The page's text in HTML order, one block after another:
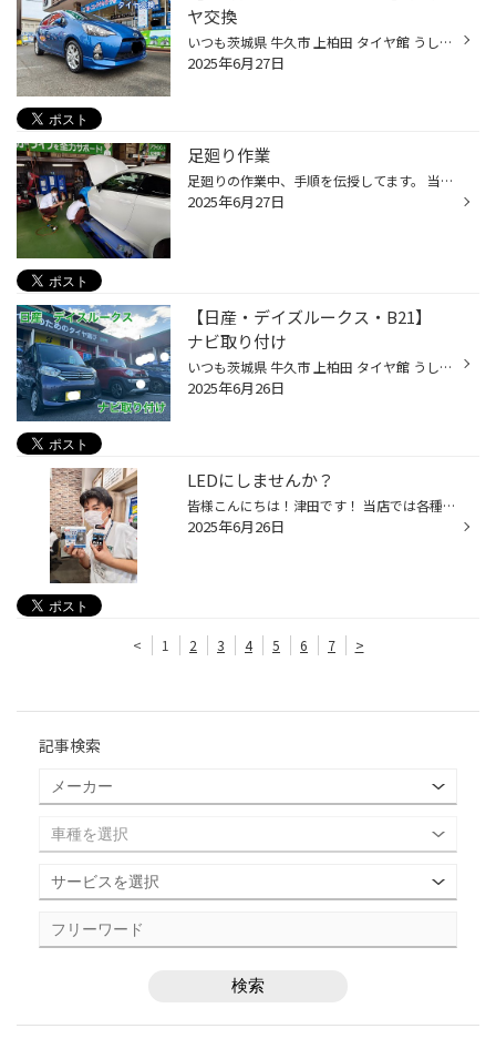
ヤ交換
いつも茨城県 牛久市 上柏田 タイヤ館 うしく上柏田店のWebを御覧の皆様ありがとうございます♪ 本日は トヨタ アクアのタイヤ交換を 行わせていただきました！！ 今回交換させていただいたのは 燃費性能や雨の日の 性能に定評のあるエコピアNH200 シリーズで交換させていただきました！！ コンパク...
2025年6月27日
足廻り作業
足廻りの作業中、手順を伝授してます。 当店のスタッフはほとんどが整備士資格を持っていますので、安心してご依頼ください(^_-)-☆ スタッフも募集中です。 特に整備資格者優遇いたします！ お気軽にお問い合わせください！
2025年6月27日
【日産・デイズルークス・B21】
ナビ取り付け
いつも茨城県 牛久市 上柏田 タイヤ館 うしく上柏田店のWebを御覧の皆様ありがとうございます♪ 本日は 日産 デイズルークス B21 ナビ取り付けをしました 取り付けましたのは KENWOOD MDV-D412W を取り付けました アラウンドビューモニターを ナビに映るようにし RCA042N を取り付けます もともとナ...
2025年6月26日
LEDにしませんか？
皆様こんにちは！津田です！ 当店では各種LEDバルブを取り扱っています！ ヘッドライトやポジションランプなども在庫しています！ 見やすくなりますし、薄暗いなかでも目立つようになります！ 在庫にないものも取り寄せ可能ですので、気になった方はご来店ください！
2025年6月26日
< 1 2 3 4 5 6 7 >
記事検索